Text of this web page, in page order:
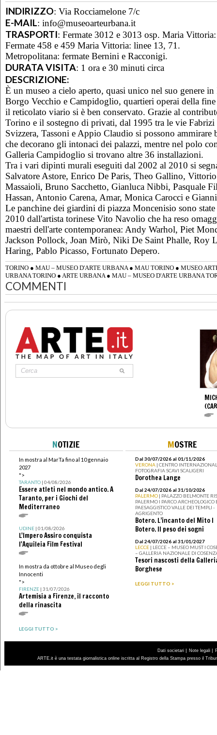
INDIRIZZO: Via Rocciamelone 7/c
E-MAIL: info@museoarteurbana.it
TRASPORTI: Fermate 3012 e 3013 osp. Maria
Fermate 458 e 459 Maria Vittoria: linee 13, 71.
Metropolitana: fermate Bernini e Racconigi.
DURATA VISITA: 1 ora e 30 minuti circa
DESCRIZIONE:
È un museo a cielo aperto, quasi unico nel suo genere
Borgo Vecchio e Campidoglio, quartieri operai della
il reticolato viario si è ben conservato. Grazie al
Torino e il sostegno di privati, dal 1995 tra le vie
Svizzera, Tassoni e Appio Claudio si possono ammirare
che decorano gli intonaci dei palazzi, mentre nel polo
Galleria Campidoglio si trovano altre 36 installazioni.
Tra i vari dipinti murali eseguiti dal 2002 al 2010 si
Salvatore Astore, Enrico De Paris, Theo Gallino,
Massaioli, Bruno Sacchetto, Gianluca Nibbi, Pasquale
Hassan, Antonio Carena, Amar, Monica Carocci e
Le panchine dei giardini di piazza Moncenisio sono
2010 dall'artista torinese Vito Navolio che ha reso
maestri dell'arte contemporanea: Andy Warhol, Piet
Jackson Pollock, Joan Mirò, Niki De Saint Phalle, Roy
Haring, Pablo Picasso, Fortunato Depero.
TORINO ● MAU – MUSEO D'ARTE URBANA ● MAU TORINO ● MUSEO
URBANA TORINO ● ARTE URBANA ● MAU – MUSEO D'ARTE URBANA
COMMENTI
NOTIZIE
In mostra al MarTa fino al 10 gennaio
2027
">
TARANTO| 04/08/2026
Essere atleti nel mondo antico. A
Taranto, per i Giochi del
Mediterraneo
UDINE| 01/08/2026
L'Impero Assiro conquista
l'Aquileia Film Festival
In mostra da ottobre al Museo degli
Innocenti
">
FIRENZE| 31/07/2026
Artemisia a Firenze, il racconto
della rinascita
LEGGI TUTTO >
MOSTRE
Dal 30/07/2026 al 01/11/2026
VERONA | CENTRO
FOTOGRAFIA SCAVI SCALIGERI
Dorothea Lange
Dal 24/07/2026 al 31/10/2026
PALERMO | PALAZZO BELMONTE
PALERMO I PARCO ARCHEOLOGICO
PAESAGGISTICO VALLE DEI TEMPLI -
AGRIGENTO
Botero. L’incanto del Mito I
Botero. Il peso dei sogni
Dal 24/07/2026 al 31/01/2027
LECCE | LECCE – MUSEO MUST I
– GALLERIA NAZIONALE DI
Tesori nascosti della
Borghese
LEGGI TUTTO >
Dati societari | Note legali |
ARTE.it è una testata giornalistica online iscritta al Registro della Stampa presso il